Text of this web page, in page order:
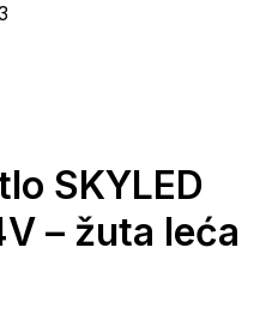
SKYLED
– žuta leća